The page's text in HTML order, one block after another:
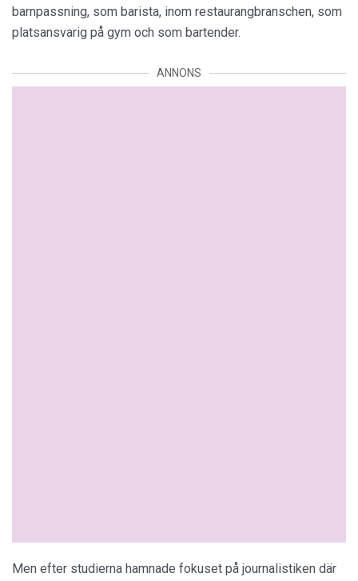
barnpassning, som barista, inom restaurangbranschen, som
platsansvarig på gym och som bartender.
ANNONS
Men efter studierna hamnade fokuset på journalistiken där